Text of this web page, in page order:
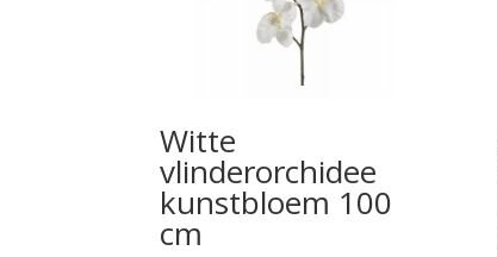
Witte
vlinderorchidee
kunstbloem 100
cm